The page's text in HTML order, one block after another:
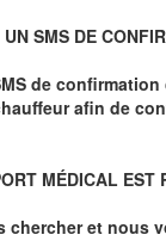
SMS DE
de
afin de
MÉDICAL EST
chercher et nous